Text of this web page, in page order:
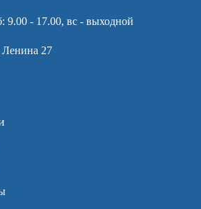
9.00 - 17.00, вс - выходной
Ленина 27